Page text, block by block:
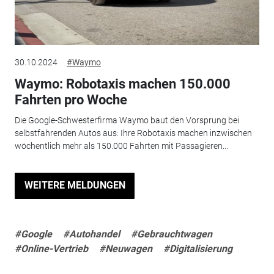
30.10.2024 #Waymo
Waymo: Robotaxis machen 150.000
Fahrten pro Woche
Die Google-Schwesterfirma Waymo baut den Vorsprung bei
selbstfahrenden Autos aus: Ihre Robotaxis machen inzwischen
wöchentlich mehr als 150.000 Fahrten mit Passagieren...
WEITERE MELDUNGEN
#Google #Autohandel
#Gebrauchtwagen
#Online-Vertrieb
#Neuwagen #Digitalisierung